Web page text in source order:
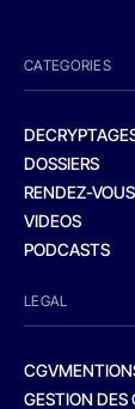
CATEGORIES
DOSSIERS
RENDEZ-VOUS
VIDEOS
PODCASTS
LEGAL
CGV
GESTION DES